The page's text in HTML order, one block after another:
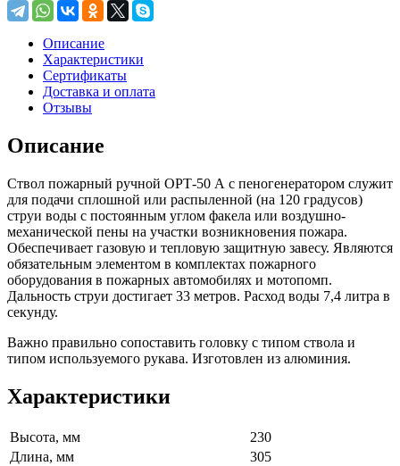
Описание
Характеристики
Сертификаты
Доставка и оплата
Отзывы
Описание
Ствол пожарный ручной ОРТ-50 А с пеногенератором служит
для подачи сплошной или распыленной (на 120 градусов)
струи воды с постоянным углом факела или воздушно-
механической пены на участки возникновения пожара.
Обеспечивает газовую и тепловую защитную завесу. Являются
обязательным элементом в комплектах пожарного
оборудования в пожарных автомобилях и мотопомп.
Дальность струи достигает 33 метров. Расход воды 7,4 литра в
секунду.
Важно правильно сопоставить головку с типом ствола и
типом используемого рукава. Изготовлен из алюминия.
Характеристики
Высота, мм
230
Длина, мм
305